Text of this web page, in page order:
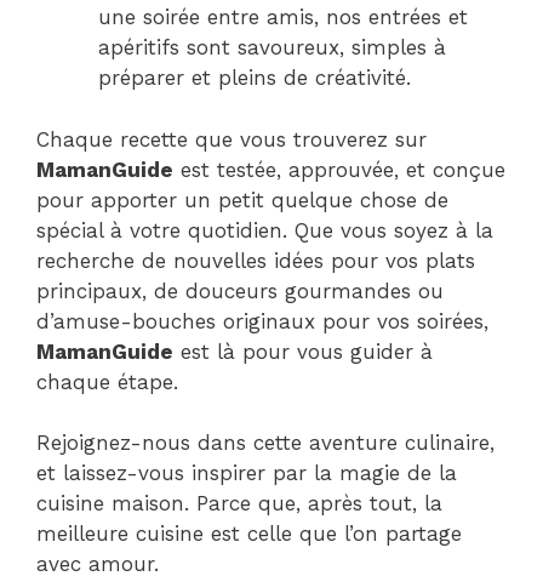
une soirée entre amis, nos entrées et
apéritifs sont savoureux, simples à
préparer et pleins de créativité.
Chaque recette que vous trouverez sur
MamanGuide est testée, approuvée, et conçue
pour apporter un petit quelque chose de
spécial à votre quotidien. Que vous soyez à la
recherche de nouvelles idées pour vos plats
principaux, de douceurs gourmandes ou
d’amuse-bouches originaux pour vos soirées,
MamanGuide est là pour vous guider à
chaque étape.
Rejoignez-nous dans cette aventure culinaire,
et laissez-vous inspirer par la magie de la
cuisine maison. Parce que, après tout, la
meilleure cuisine est celle que l’on partage
avec amour.